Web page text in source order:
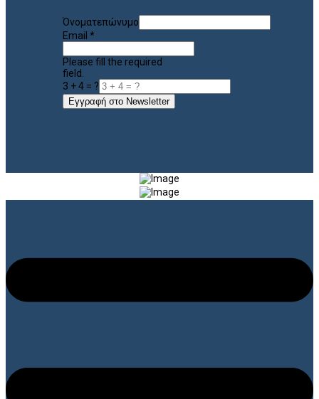
Όνοματεπώνυμο
Email *
Please fill the required
field.
3 + 4 = ?
Εγγραφή στο Newsletter